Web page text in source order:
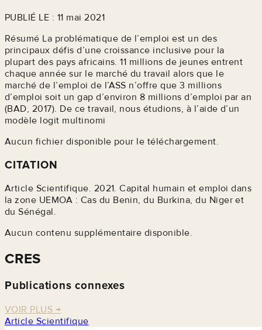
PUBLIÉ LE : 11 mai 2021
Résumé La problématique de l’emploi est un des
principaux défis d’une croissance inclusive pour la
plupart des pays africains. 11 millions de jeunes entrent
chaque année sur le marché du travail alors que le
marché de l’emploi de l’ASS n’offre que 3 millions
d’emploi soit un gap d’environ 8 millions d’emploi par an
(BAD, 2017). De ce travail, nous étudions, à l’aide d’un
modèle logit multinomi
Aucun fichier disponible pour le téléchargement.
CITATION
Article Scientifique. 2021. Capital humain et emploi dans
la zone UEMOA : Cas du Benin, du Burkina, du Niger et
du Sénégal.
Aucun contenu supplémentaire disponible.
CRES
Publications connexes
VOIR PLUS →
Article Scientifique